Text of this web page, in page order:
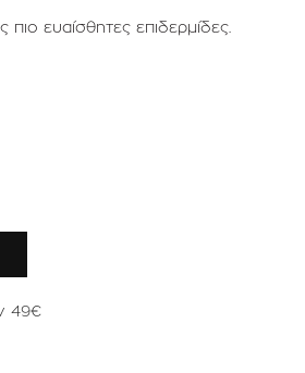
ευαίσθητες επιδερμίδες.
49€